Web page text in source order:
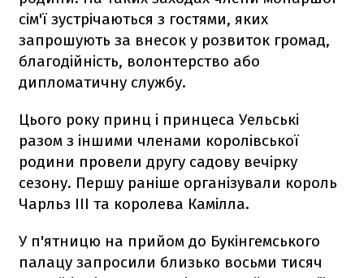
сім'ї зустрічаються з гостями, яких
запрошують за внесок у розвиток громад,
благодійність, волонтерство або
дипломатичну службу.
Цього року принц і принцеса Уельські
разом з іншими членами королівської
родини провели другу садову вечірку
сезону. Першу раніше організували король
Чарльз III та королева Камілла.
У п'ятницю на прийом до Букінгемського
палацу запросили близько восьми тисяч